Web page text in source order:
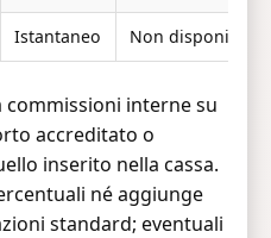
Istantaneo Non disponibile
interne su
accreditato o
inserito nella cassa.
né aggiunge
standard; eventuali